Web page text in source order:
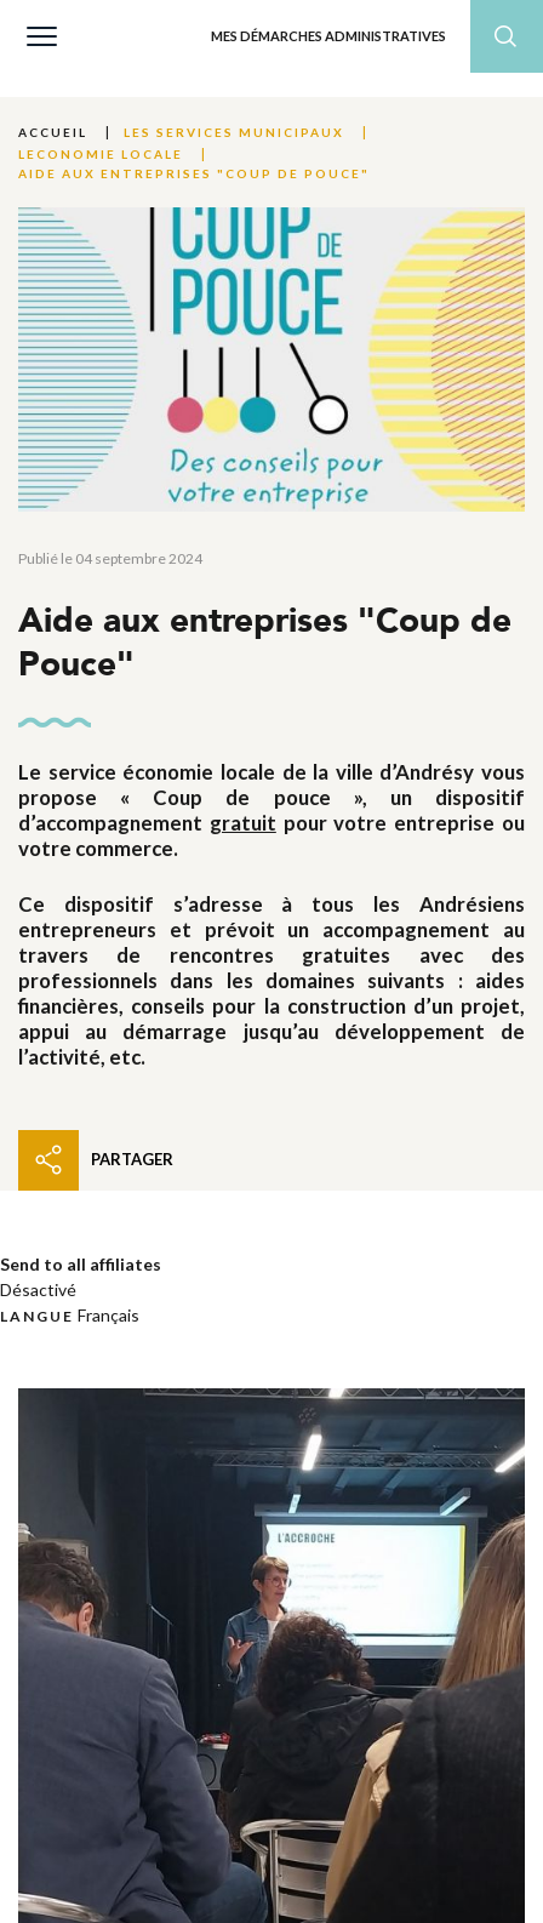
MES DÉMARCHES ADMINISTRATIVES
ACCUEIL
LES SERVICES MUNICIPAUX
LECONOMIE LOCALE
AIDE AUX ENTREPRISES "COUP DE POUCE"
Publié le 04 septembre 2024
Aide aux entreprises "Coup de
Pouce"
Le service économie locale de la ville d’Andrésy vous
propose « Coup de pouce », un dispositif
d’accompagnement gratuit pour votre entreprise ou
votre commerce.
Ce dispositif s’adresse à tous les Andrésiens
entrepreneurs et prévoit un accompagnement au
travers de rencontres gratuites avec des
professionnels dans les domaines suivants : aides
financières, conseils pour la construction d’un projet,
appui au démarrage jusqu’au développement de
l’activité, etc.
PARTAGER
Send to all affiliates
Désactivé
LANGUE Français